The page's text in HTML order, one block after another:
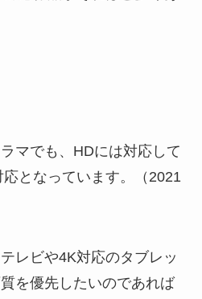
マでも、HDには対応して
となっています。（2021
レビや4K対応のタブレッ
を優先したいのであれば